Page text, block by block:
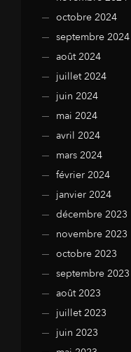
octobre 2024
septembre 2024
août 2024
juillet 2024
juin 2024
mai 2024
avril 2024
mars 2024
février 2024
janvier 2024
décembre 2023
novembre 2023
octobre 2023
septembre 2023
août 2023
juillet 2023
juin 2023